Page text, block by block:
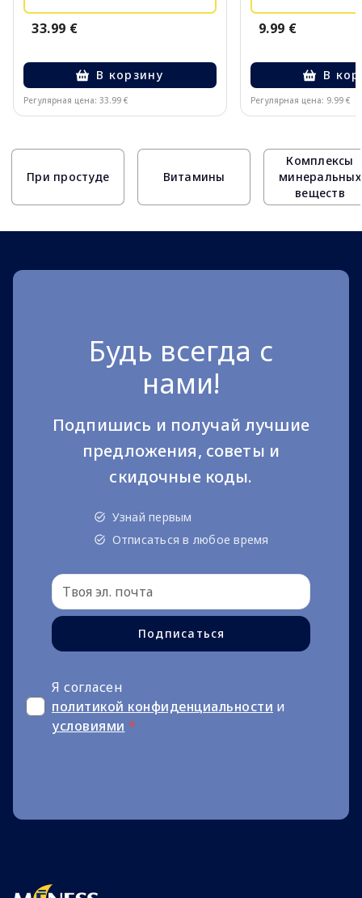
33.99 €
В корзину
Регулярная цена: 33.99 €
9.99 €
В
Регулярная цена: 9.99 €
При простуде Витамины
Комплексы
минеральных
веществ
Будь всегда с
нами!
Подпишись и получай лучшие
предложения, советы и
скидочные коды.
Узнай первым
Отписаться в любое время
Подписаться
Я согласен
политикой конфиденциальности и
условиями *